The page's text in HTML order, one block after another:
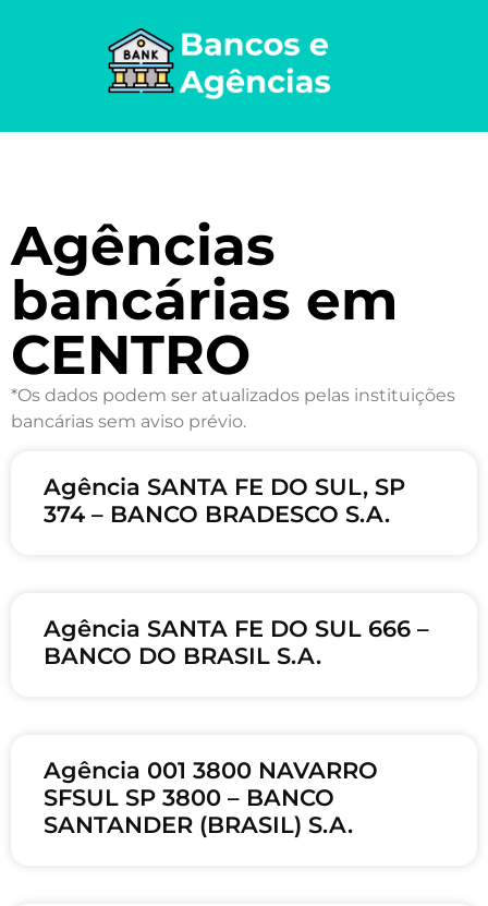
Agências
bancárias em
CENTRO
*Os dados podem ser atualizados pelas instituições
bancárias sem aviso prévio.
Agência SANTA FE DO SUL, SP
374 – BANCO BRADESCO S.A.
Agência SANTA FE DO SUL 666 –
BANCO DO BRASIL S.A.
Agência 001 3800 NAVARRO
SFSUL SP 3800 – BANCO
SANTANDER (BRASIL) S.A.